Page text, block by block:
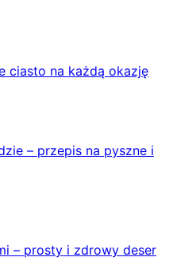
ciasto na każdą okazję
– przepis na pyszne i
– prosty i zdrowy deser